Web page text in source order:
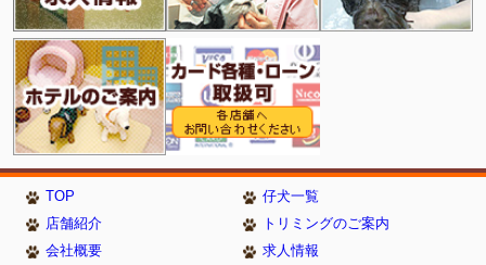
TOP
仔犬一覧
店舗紹介
トリミングのご案内
会社概要
求人情報